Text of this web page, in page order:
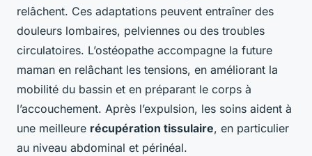
relâchent. Ces adaptations peuvent entraîner des
douleurs lombaires, pelviennes ou des troubles
circulatoires. L’ostéopathe accompagne la future
maman en relâchant les tensions, en améliorant la
mobilité du bassin et en préparant le corps à
l’accouchement. Après l’expulsion, les soins aident à
une meilleure récupération tissulaire, en particulier
au niveau abdominal et périnéal.